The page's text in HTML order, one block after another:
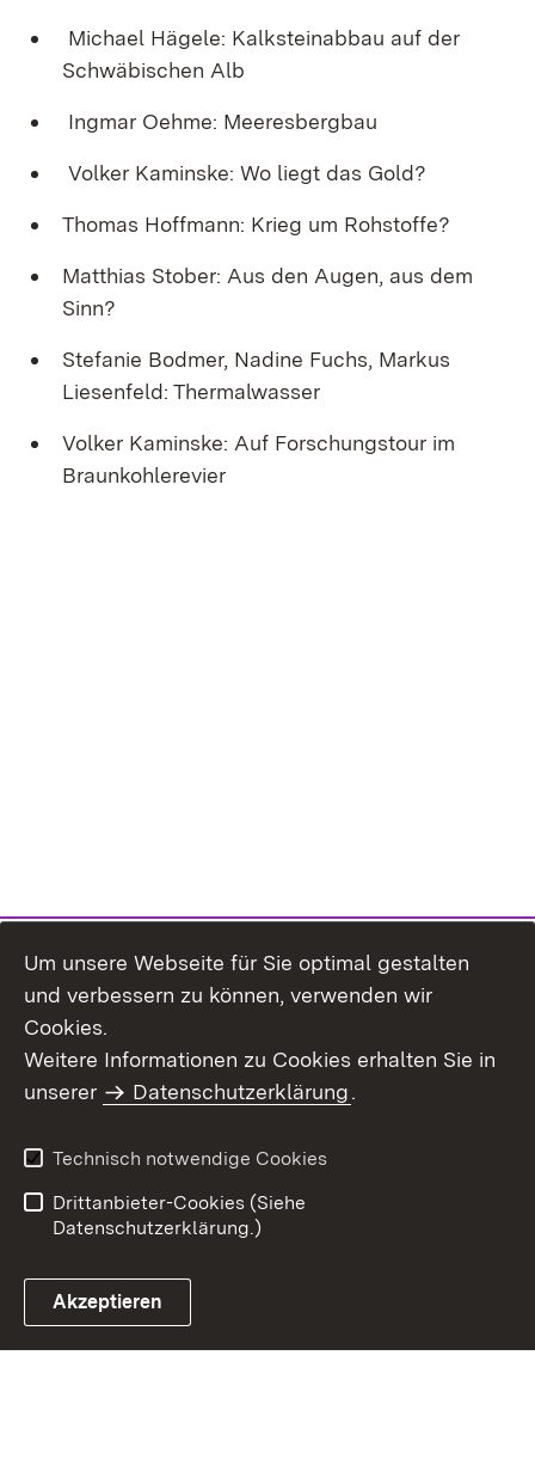
Michael Hägele: Kalksteinabbau auf der
Schwäbischen Alb
Ingmar Oehme: Meeresbergbau
Volker Kaminske: Wo liegt das Gold?
Thomas Hoffmann: Krieg um Rohstoffe?
Matthias Stober: Aus den Augen, aus dem
Sinn?
Stefanie Bodmer, Nadine Fuchs, Markus
Liesenfeld: Thermalwasser
Volker Kaminske: Auf Forschungstour im
Braunkohlerevier
Benutzungshinweise
Erklärung zur
Um unsere Webseite für Sie optimal gestalten
und verbessern zu können, verwenden wir
Cookies.
Weitere Informationen zu Cookies erhalten Sie in
unserer
Datenschutzerklärung.
Technisch notwendige Cookies
Drittanbieter-Cookies (Siehe
Datenschutzerklärung.)
Akzeptieren